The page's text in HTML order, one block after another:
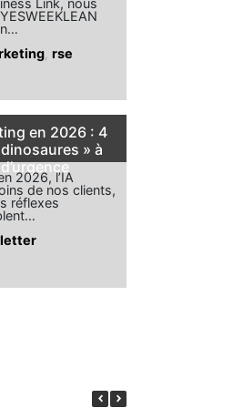
rse
en 2026 : 4
» à
2026, l’IA
de nos clients,
réflexes